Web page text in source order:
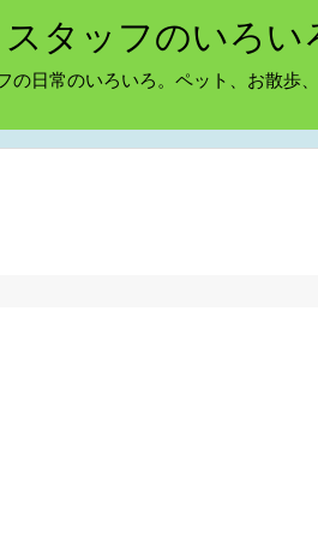
タッフのいろい
の日常のいろいろ。ペット、お散歩